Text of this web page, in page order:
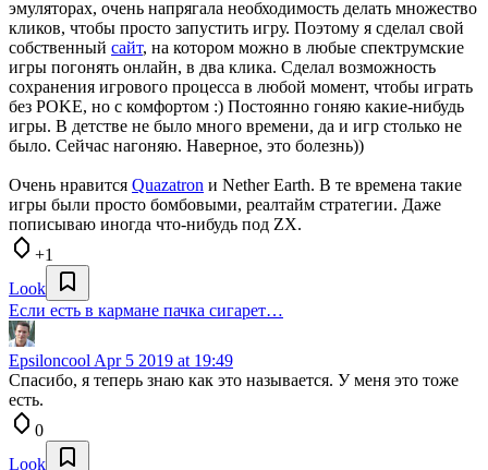
эмуляторах, очень напрягала необходимость делать множество
кликов, чтобы просто запустить игру. Поэтому я сделал свой
собственный сайт, на котором можно в любые спектрумские
игры погонять онлайн, в два клика. Сделал возможность
сохранения игрового процесса в любой момент, чтобы играть
без POKE, но с комфортом :) Постоянно гоняю какие-нибудь
игры. В детстве не было много времени, да и игр столько не
было. Сейчас нагоняю. Наверное, это болезнь))
Очень нравится Quazatron и Nether Earth. В те времена такие
игры были просто бомбовыми, реалтайм стратегии. Даже
пописываю иногда что-нибудь под ZX.
+1
Look
Если есть в кармане пачка сигарет…
Epsiloncool Apr 5 2019 at 19:49
Спасибо, я теперь знаю как это называется. У меня это тоже
есть.
0
Look